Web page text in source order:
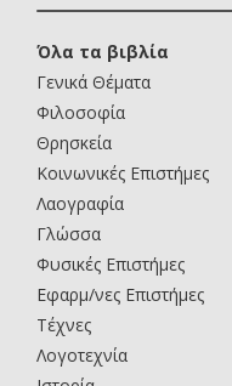
Όλα τα βιβλία
Γενικά Θέματα
Φιλοσοφία
Θρησκεία
Κοινωνικές Επιστήμες
Λαογραφία
Γλώσσα
Φυσικές Επιστήμες
Εφαρμ/νες Επιστήμες
Τέχνες
Λογοτεχνία